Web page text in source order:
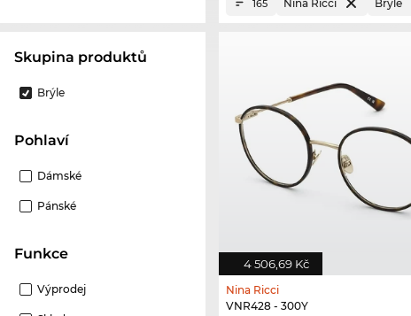
Skupina produktů
Brýle
Pohlaví
Dámské
Pánské
Funkce
Výprodej
165 Nina Ricci Brýle
4 506,69 Kč
Nina Ricci
VNR428 - 300Y